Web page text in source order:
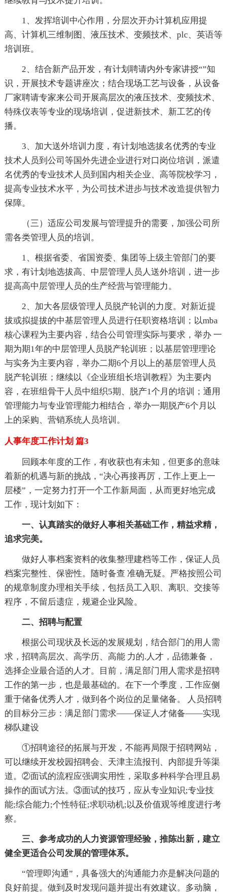
1、发挥培训中心作用，分层次开办计算机应用提
高、计算机三维制图、液压技术、变频技术、plc、英语等
培训班。
2、结合新产品开发，有计划聘请内外专家讲授“”知
识，开展技术专题讲座次；结合现场工艺与设备，从设备
厂家聘请专家来公司开展高层次的液压技术、变频技术、
特殊仪表等专业的现场培训，促进新技术、新工艺的传
播。
3、加大送外培训力度，有计划地选拔名优秀的专业
技术人员到公司等国外先进企业进行对口岗位培训，派遣
名优秀的专业技术人员到国内相关企业、高等院校学习，
提高专业技术水平，为公司技术进步与技术改造提供智力
保障。
（三）适应公司发展与管理提升的需要，加强公司所
需各类管理人员的培训。
1、根据省委、省国资委、集团等上级主管部门的要
求，有计划地选拔高、中层管理人员人送外培训，进一步
提高高中层管理人员的生产经营与管理能力。
2、加大各层级管理人员脱产轮训的力度。对新近提
拔或拟提拔的中基层管理人员进行任职资格培训；以mba
核心课程为主要内容，结合公司管理实际与要求，举办 一
期为期1年的中层管理人员脱产轮训班；以基层管理理论
与实务为主要内容，举办二期6个月以上的基层管理人员
脱产轮训班；继续以《企业班组长培训教程》为主要内
容，在班组骨干人员中组织5期、脱产1个月的培训；通用
管理能力与专业管理能力相结合，举办一期脱产6个月以
上的采购、营销系统人员培训。
人事年度工作计划 篇3
回顾本年度的工作，有收获也有未知，但更多的意味
着新的机遇与新的挑战，“决心再接再厉，工作上更上一
层楼”，一定努力打开一个工作新局面，从而更好地完成
工作，现计划如下：
一、认真踏实的做好人事相关基础工作，精益求精，
追求完美。
做好人事档案资料的收集整理建档等工作，保证人员
档案完整性、保密性。随时备查 准确无疑。严格按照公司
的规章制度办理相关手续，包括员工入职、离职、交接等
程序，不留后遗症，规避企业风险。
二、招聘与配置
根据公司现状及长远的发展规划，结合部门的用人需
求，招聘高层次、高学历、高能 力的.人才，品德兼备，
选择企业最合适的人才。目前，满足部门用人需求是招聘
工作的第一步，也是最基础的。在下一个季度，工作应侧
重于储备优秀人才，做到各个岗位的足量储备。 人员招聘
的目标分三步：满足部门需求——保证人才储备——实现
梯队建设
①招聘途径的拓展与开发，不能再局限于招聘网站，
可以继续开发校园招聘会、天津主流报刊、内部提升等渠
道。②面试的流程应强调实用性，采取多种科学合理且易
操作的面试方法。③面试的技巧，应从专业知识;专业技
能;综合能力;个性特征;求职动机;以及价值观等维度进行考
察。
三、参考成功的人力资源管理经验，推陈出新，建立
健全更适合公司发展的管理体系。
“管理即沟通”，具备强大的沟通能力亦是解决问题的
良好前提。做到及时发现问题并提出有效建议。多动脑，